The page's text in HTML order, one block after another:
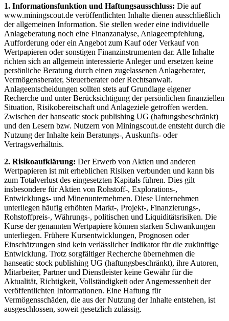
1. Informationsfunktion und Haftungsausschluss: Die auf
www.miningscout.de veröffentlichten Inhalte dienen ausschließlich
der allgemeinen Information. Sie stellen weder eine individuelle
Anlageberatung noch eine Finanzanalyse, Anlageempfehlung,
Aufforderung oder ein Angebot zum Kauf oder Verkauf von
Wertpapieren oder sonstigen Finanzinstrumenten dar. Alle Inhalte
richten sich an allgemein interessierte Anleger und ersetzen keine
persönliche Beratung durch einen zugelassenen Anlageberater,
Vermögensberater, Steuerberater oder Rechtsanwalt.
Anlageentscheidungen sollten stets auf Grundlage eigener
Recherche und unter Berücksichtigung der persönlichen finanziellen
Situation, Risikobereitschaft und Anlageziele getroffen werden.
Zwischen der hanseatic stock publishing UG (haftungsbeschränkt)
und den Lesern bzw. Nutzern von Miningscout.de entsteht durch die
Nutzung der Inhalte kein Beratungs-, Auskunfts- oder
Vertragsverhältnis.
2. Risikoaufklärung: Der Erwerb von Aktien und anderen
Wertpapieren ist mit erheblichen Risiken verbunden und kann bis
zum Totalverlust des eingesetzten Kapitals führen. Dies gilt
insbesondere für Aktien von Rohstoff-, Explorations-,
Entwicklungs- und Minenunternehmen. Diese Unternehmen
unterliegen häufig erhöhten Markt-, Projekt-, Finanzierungs-,
Rohstoffpreis-, Währungs-, politischen und Liquiditätsrisiken. Die
Kurse der genannten Wertpapiere können starken Schwankungen
unterliegen. Frühere Kursentwicklungen, Prognosen oder
Einschätzungen sind kein verlässlicher Indikator für die zukünftige
Entwicklung. Trotz sorgfältiger Recherche übernehmen die
hanseatic stock publishing UG (haftungsbeschränkt), ihre Autoren,
Mitarbeiter, Partner und Dienstleister keine Gewähr für die
Aktualität, Richtigkeit, Vollständigkeit oder Angemessenheit der
veröffentlichten Informationen. Eine Haftung für
Vermögensschäden, die aus der Nutzung der Inhalte entstehen, ist
ausgeschlossen, soweit gesetzlich zulässig.